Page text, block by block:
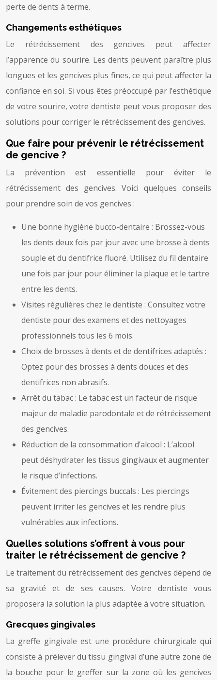
perte de dents à terme.
Changements esthétiques
Le rétrécissement des gencives peut affecter
l’apparence du sourire. Les dents peuvent paraître plus
longues et les gencives plus fines, ce qui peut affecter la
confiance en soi. Si vous êtes préoccupé par l’esthétique
de votre sourire, votre dentiste peut vous proposer des
solutions pour corriger le rétrécissement des gencives.
Que faire pour prévenir le rétrécissement
de gencive ?
La prévention est essentielle pour éviter le
rétrécissement des gencives. Voici quelques conseils
pour prendre soin de vos gencives :
Une bonne hygiène bucco-dentaire : Brossez-vous
les dents deux fois par jour avec une brosse à dents
souple et du dentifrice fluoré. Utilisez du fil dentaire
une fois par jour pour éliminer la plaque et le tartre
entre les dents.
Visites régulières chez le dentiste : Consultez votre
dentiste pour des examens et des nettoyages
professionnels tous les 6 mois.
Choix de brosses à dents et de dentifrices adaptés :
Optez pour des brosses à dents douces et des
dentifrices non abrasifs.
Arrêt du tabac : Le tabac est un facteur de risque
majeur de maladie parodontale et de rétrécissement
des gencives.
Réduction de la consommation d’alcool : L’alcool
peut déshydrater les tissus gingivaux et augmenter
le risque d’infections.
Évitement des piercings buccals : Les piercings
peuvent irriter les gencives et les rendre plus
vulnérables aux infections.
Quelles solutions s’offrent à vous pour
traiter le rétrécissement de gencive ?
Le traitement du rétrécissement des gencives dépend de
sa gravité et de ses causes. Votre dentiste vous
proposera la solution la plus adaptée à votre situation.
Grecques gingivales
La greffe gingivale est une procédure chirurgicale qui
consiste à prélever du tissu gingival d’une autre zone de
la bouche pour le greffer sur la zone où les gencives